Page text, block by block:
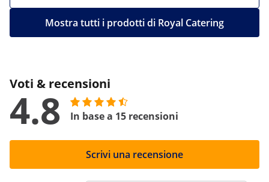
Mostra tutti i prodotti di Royal Catering
Voti & recensioni
4.8 In base a 15 recensioni
Scrivi una recensione